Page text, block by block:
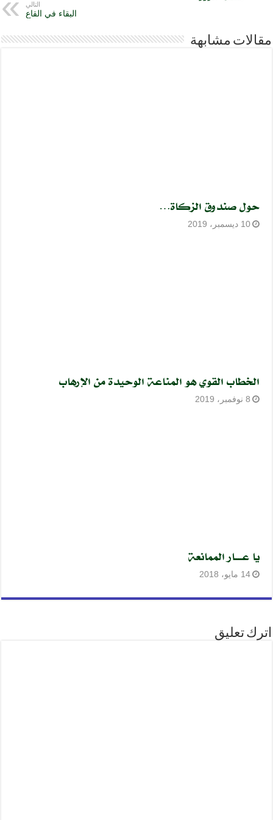
التالي
البقاء في القاع
مقالات مشابهة
حول صندوق الزكاة…
10 ديسمبر، 2019
الخطاب القوي هو المناعة الوحيدة من الإرهاب
8 نوفمبر، 2019
يا عــــار الممانعة
14 مايو، 2018
اترك تعليق